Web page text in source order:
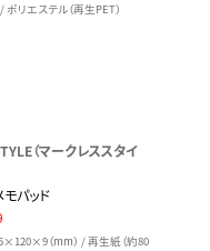
ポリエステル（再生PET）
（マークレススタイ
モパッド
（mm） / 再生紙（約80